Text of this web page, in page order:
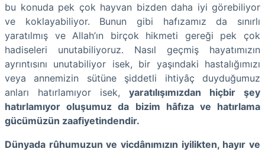
bu konuda pek çok hayvan bizden daha iyi görebiliyor
ve koklayabiliyor. Bunun gibi hafızamız da sınırlı
yaratılmış ve Allah’ın birçok hikmeti gereği pek çok
hadiseleri unutabiliyoruz. Nasıl geçmiş hayatımızın
ayrıntısını unutabiliyor isek, bir yaşındaki hastalığımızı
veya annemizin sütüne şiddetli ihtiyâç duyduğumuz
anları hatırlamıyor isek, yaratılışımızdan hiçbir şey
hatırlamıyor oluşumuz da bizim hâfıza ve hatırlama
gücümüzün zaafiyetindendir.
Dünyada rûhumuzun ve vicdânımızın iyilikten, hayır ve